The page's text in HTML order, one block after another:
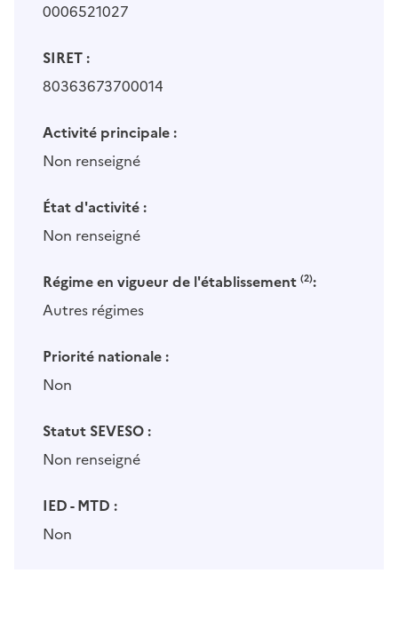
0006521027
SIRET :
80363673700014
Activité principale :
Non renseigné
État d'activité :
Non renseigné
Régime en vigueur de l'établissement (2):
Autres régimes
Priorité nationale :
Non
Statut SEVESO :
Non renseigné
IED - MTD :
Non